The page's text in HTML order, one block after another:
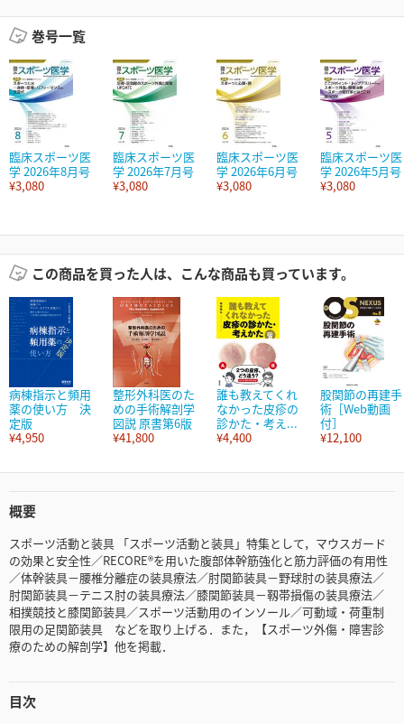
巻号一覧
臨床スポーツ医
学 2026年8月号
¥3,080
臨床スポーツ医
学 2026年7月号
¥3,080
臨床スポーツ医
学 2026年6月号
¥3,080
臨床スポーツ医
学 2026年5月号
¥3,080
この商品を買った人は、こんな商品も買っています。
病棟指示と頻用
薬の使い方 決
定版
¥4,950
整形外科医のた
めの手術解剖学
図説 原書第6版
¥41,800
誰も教えてくれ
なかった皮疹の
診かた・考え...
¥4,400
股関節の再建手
術［Web動画
付］
¥12,100
概要
スポーツ活動と装具 「スポーツ活動と装具」特集として，マウスガード
の効果と安全性／RECORE®を用いた腹部体幹筋強化と筋力評価の有用性
／体幹装具－腰椎分離症の装具療法／肘関節装具－野球肘の装具療法／
肘関節装具－テニス肘の装具療法／膝関節装具－靱帯損傷の装具療法／
相撲競技と膝関節装具／スポーツ活動用のインソール／可動域・荷重制
限用の足関節装具 などを取り上げる．また，【スポーツ外傷・障害診
療のための解剖学】他を掲載．
目次